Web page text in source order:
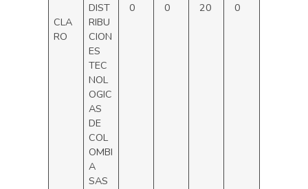
CLA
RO
DIST
RIBU
CION
ES
TEC
NOL
OGIC
AS
DE
COL
OMBI
A
SAS
0 0 20 0